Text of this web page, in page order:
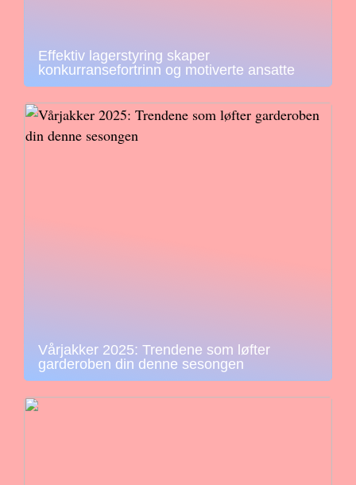
Effektiv lagerstyring skaper
konkurransefortrinn og motiverte ansatte
Vårjakker 2025: Trendene som løfter
garderoben din denne sesongen